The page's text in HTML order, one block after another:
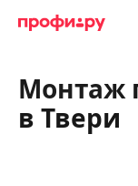
Монтаж
в Твери